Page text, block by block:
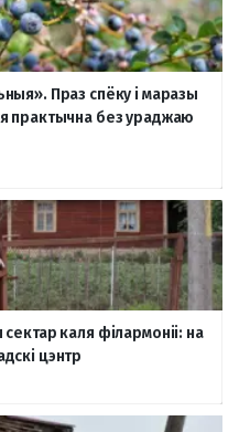
Праз спёку і маразы
практычна без ураджаю
каля філармоніі: на
цэнтр